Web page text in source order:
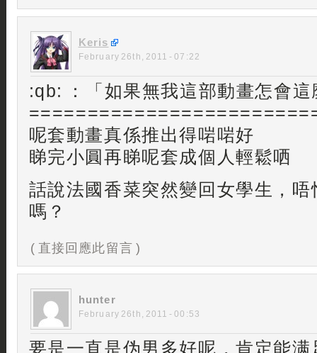
Keris
February 26th, 2011 - 07:22
:qb: ：「如果無我這部動畫怎會這
呢套動畫真係推出得啱啱好
睇完小圓再睇呢套成個人輕鬆哂
話說法國香菜突然變回女學生，
嗎？
( 直接回應此留言 )
hunter
February 26th, 2011 - 00:53
要是一直是伪男多好呢，肯定能